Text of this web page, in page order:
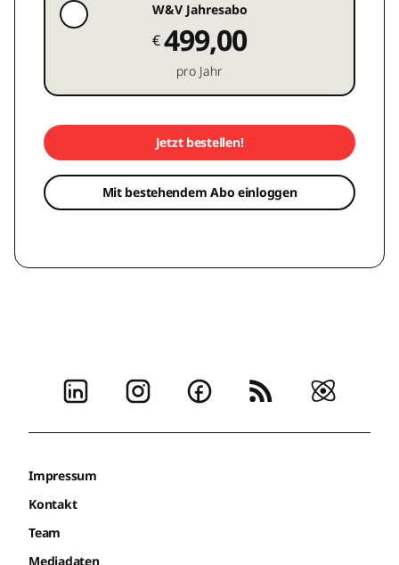
W&V Jahresabo
€499,00
pro Jahr
Jetzt bestellen!
Mit bestehendem Abo einloggen
Impressum
Kontakt
Team
Mediadaten